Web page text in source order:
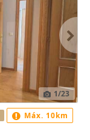
1/23
Máx. 10km